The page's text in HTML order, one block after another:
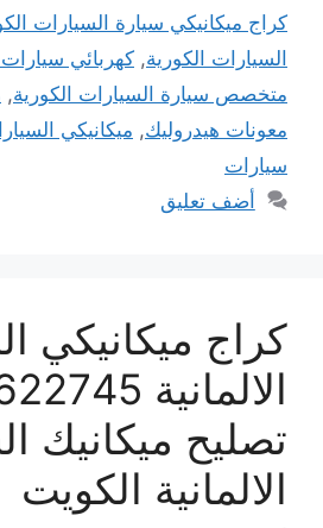
كراج ميكانيكي سيارة السيارات
السيارات الكورية, كهربائي
متخصص سيارة السيارات الكورية,
معونات هيدروليك, ميكانيكي
سيارات
أضف تعليق
كراج ميكانيكي
الالمانية
تصليح ميكانيك
الالمانية الكويت